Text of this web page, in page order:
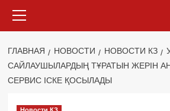
меню
ГЛАВНАЯ НОВОСТИ НОВОСТИ КЗ
САЙЛАУШЫЛАРДЫҢ ТҰРАТЫН ЖЕРІН
СЕРВИС ІСКЕ ҚОСЫЛАДЫ